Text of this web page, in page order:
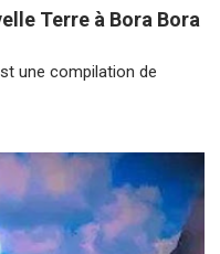
Terre à Bora Bora
une compilation de